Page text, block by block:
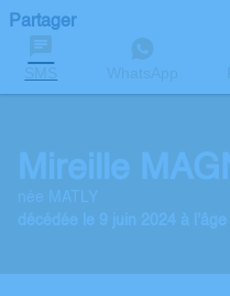
Partager
SMS WhatsApp
Mireille
née MATLY
décédée le 9 juin 2024 à